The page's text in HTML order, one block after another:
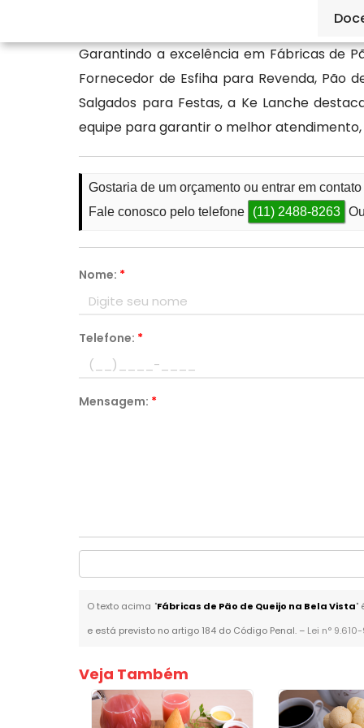
Garantindo a excelência em Fábricas de
Fornecedor de Esfiha para Revenda, Pão
Salgados para Festas, a Ke Lanche
equipe para garantir o melhor
Gostaria de um orçamento ou entrar em
Fale conosco pelo telefone
(11) 2488-8263
Nome: *
Telefone: *
Mensagem: *
O texto acima "Fábricas de Pão de Queijo na Bela Vista"
e está previsto no artigo 184 do Código Penal. – Lei n°
Veja Também